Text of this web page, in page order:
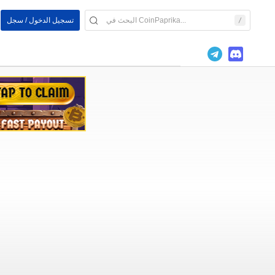
تسجيل الدخول / سجل